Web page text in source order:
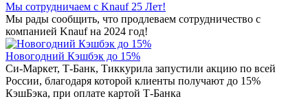
Мы сотрудничаем с Knauf 25 Лет!
Мы рады сообщить, что продлеваем сотрудничество с
компанией Knauf на 2024 год!
Новогодний Кэшбэк до 15%
Си-Маркет, Т-Банк, Тиккурила запустили акцию по всей
России, благодаря которой клиенты получают до 15%
КэшБэка, при оплате картой Т-Банка